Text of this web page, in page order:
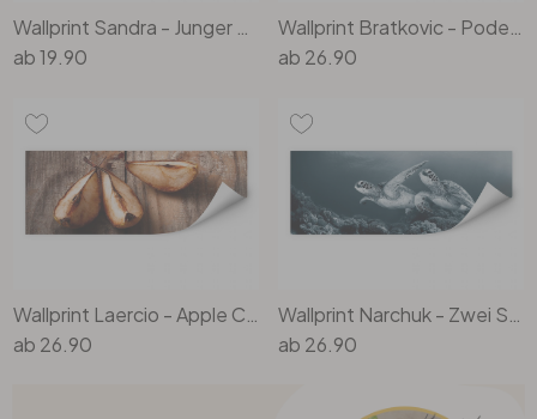
ab19.90
ab 26.90
ab 26.90
ab 26.90